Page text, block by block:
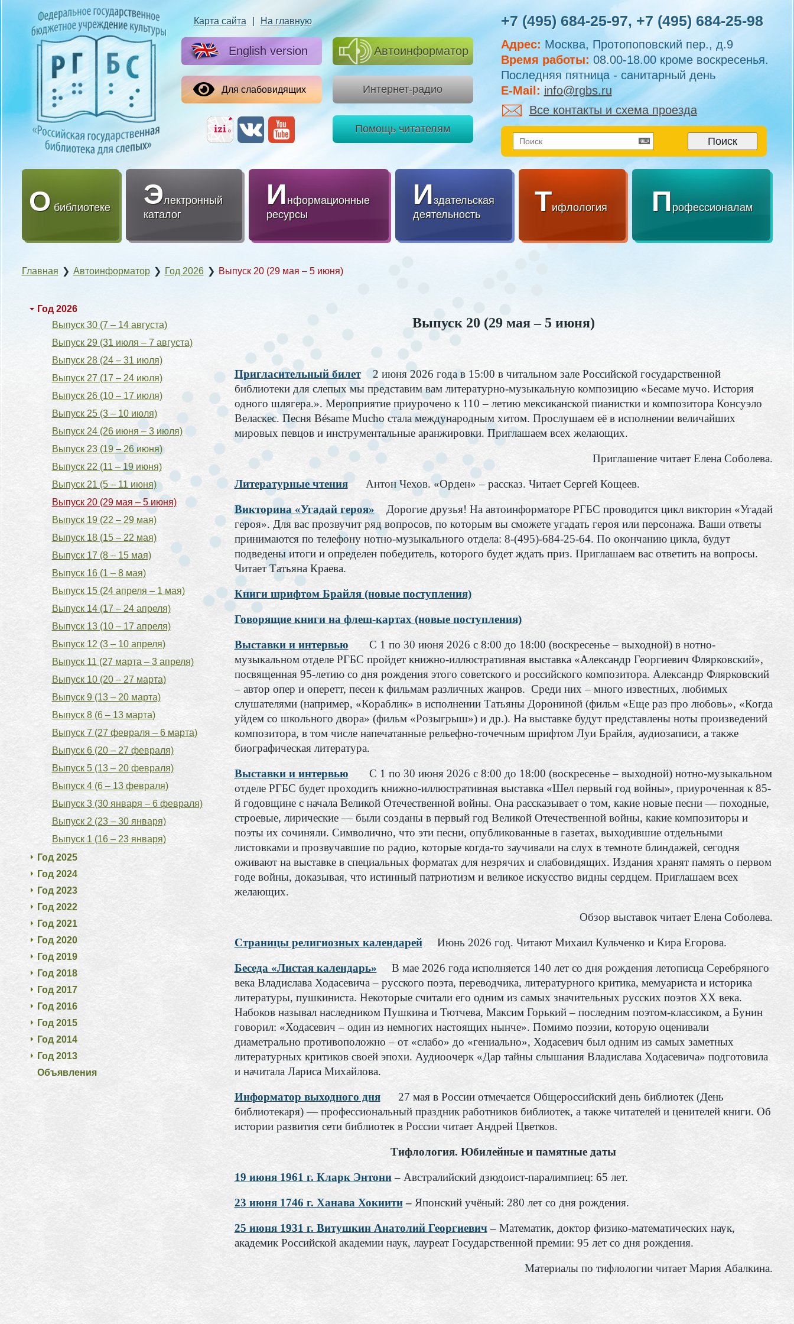
Карта сайта На главную
English version
Для слабовидящих
Автоинформатор
Интернет-радио
Помощь читателям
+7 (495) 684-25-97, +7 (495) 684-25-98
Адрес: Москва, Протопоповский пер., д.9
Время работы: 08.00-18.00 кроме воскресенья.
Последняя пятница - санитарный день
E-Mail: info@rgbs.ru
Все контакты и схема проезда
О библиотеке Электронный
каталог
Информационные
ресурсы
Издательская
деятельность
Тифлология Профессионалам
Главная ❯ Автоинформатор ❯ Год 2026 ❯ Выпуск 20 (29 мая – 5 июня)
Выпуск 20 (29 мая – 5 июня)
Пригласительный билет
2 июня 2026 года в 15:00 в читальном зале Российской государственной
библиотеки для слепых мы представим вам литературно-музыкальную композицию «Бесаме мучо. История
одного шлягера.». Мероприятие приурочено к 110 – летию мексиканской пианистки и композитора Консуэло
Веласкес. Песня Bésame Mucho стала международным хитом. Прослушаем её в исполнении величайших
мировых певцов и инструментальные аранжировки. Приглашаем всех желающих.
Приглашение читает Елена Соболева.
Литературные чтения Антон Чехов. «Орден» – рассказ. Читает Сергей Кощеев.
Викторина «Угадай героя»
Дорогие друзья! На автоинформаторе РГБС проводится цикл викторин «Угадай
героя». Для вас прозвучит ряд вопросов, по которым вы сможете угадать героя или персонажа. Ваши ответы
принимаются по телефону нотно-музыкального отдела: 8-(495)-684-25-64. По окончанию цикла, будут
подведены итоги и определен победитель, которого будет ждать приз. Приглашаем вас ответить на вопросы.
Читает Татьяна Краева.
Книги шрифтом Брайля (новые поступления)
Говорящие книги на флеш-картах (новые поступления)
Выставки и интервью
С 1 по 30 июня 2026 с 8:00 до 18:00 (воскресенье – выходной) в нотно-
музыкальном отделе РГБС пройдет книжно-иллюстративная выставка «Александр Георгиевич Флярковский»,
посвященная 95-летию со дня рождения этого советского и российского композитора. Александр Флярковский
– автор опер и оперетт, песен к фильмам различных жанров. Среди них – много известных, любимых
слушателями (например, «Кораблик» в исполнении Татьяны Дорониной (фильм «Еще раз про любовь», «Когда
уйдем со школьного двора» (фильм «Розыгрыш») и др.). На выставке будут представлены ноты произведений
композитора, в том числе напечатанные рельефно-точечным шрифтом Луи Брайля, аудиозаписи, а также
биографическая литература.
Выставки и интервью
С 1 по 30 июня 2026 с 8:00 до 18:00 (воскресенье – выходной) нотно-музыкальном
отделе РГБС будет проходить книжно-иллюстративная выставка «Шел первый год войны», приуроченная к 85-
й годовщине с начала Великой Отечественной войны. Она рассказывает о том, какие новые песни — походные,
строевые, лирические — были созданы в первый год Великой Отечественной войны, какие композиторы и
поэты их сочиняли. Символично, что эти песни, опубликованные в газетах, выходившие отдельными
листовками и прозвучавшие по радио, которые когда-то заучивали на слух в темноте блиндажей, сегодня
оживают на выставке в специальных форматах для незрячих и слабовидящих. Издания хранят память о первом
годе войны, доказывая, что истинный патриотизм и великое искусство видны сердцем. Приглашаем всех
желающих.
Обзор выставок читает Елена Соболева.
Страницы религиозных календарей Июнь 2026 год. Читают Михаил Кульченко и Кира Егорова.
Беседа «Листая календарь»
В мае 2026 года исполняется 140 лет со дня рождения летописца Серебряного
века Владислава Ходасевича – русского поэта, переводчика, литературного критика, мемуариста и историка
литературы, пушкиниста. Некоторые считали его одним из самых значительных русских поэтов XX века.
Набоков называл наследником Пушкина и Тютчева, Максим Горький – последним поэтом-классиком, а Бунин
говорил: «Ходасевич – один из немногих настоящих нынче». Помимо поэзии, которую оценивали
диаметрально противоположно – от «слабо» до «гениально», Ходасевич был одним из самых заметных
литературных критиков своей эпохи. Аудиоочерк «Дар тайны слышания Владислава Ходасевича» подготовила
и начитала Лариса Михайлова.
Информатор выходного дня
27 мая в России отмечается Общероссийский день библиотек (День
библиотекаря) — профессиональный праздник работников библиотек, а также читателей и ценителей книги. Об
истории развития сети библиотек в России читает Андрей Цветков.
Тифлология. Юбилейные и памятные даты
19 июня 1961 г. Кларк Энтони– Австралийский дзюдоист-паралимпиец: 65 лет.
23 июня 1746 г. Ханава Хокиити– Японский учёный: 280 лет со дня рождения.
25 июня 1931 г. Витушкин Анатолий Георгиевич– Математик, доктор физико-математических наук,
академик Российской академии наук, лауреат Государственной премии: 95 лет со дня рождения.
Материалы по тифлологии читает Мария Абалкина.
Год 2026
Выпуск 30 (7 – 14 августа)
Выпуск 29 (31 июля – 7 августа)
Выпуск 28 (24 – 31 июля)
Выпуск 27 (17 – 24 июля)
Выпуск 26 (10 – 17 июля)
Выпуск 25 (3 – 10 июля)
Выпуск 24 (26 июня – 3 июля)
Выпуск 23 (19 – 26 июня)
Выпуск 22 (11 – 19 июня)
Выпуск 21 (5 – 11 июня)
Выпуск 20 (29 мая – 5 июня)
Выпуск 19 (22 – 29 мая)
Выпуск 18 (15 – 22 мая)
Выпуск 17 (8 – 15 мая)
Выпуск 16 (1 – 8 мая)
Выпуск 15 (24 апреля – 1 мая)
Выпуск 14 (17 – 24 апреля)
Выпуск 13 (10 – 17 апреля)
Выпуск 12 (3 – 10 апреля)
Выпуск 11 (27 марта – 3 апреля)
Выпуск 10 (20 – 27 марта)
Выпуск 9 (13 – 20 марта)
Выпуск 8 (6 – 13 марта)
Выпуск 7 (27 февраля – 6 марта)
Выпуск 6 (20 – 27 февраля)
Выпуск 5 (13 – 20 февраля)
Выпуск 4 (6 – 13 февраля)
Выпуск 3 (30 января – 6 февраля)
Выпуск 2 (23 – 30 января)
Выпуск 1 (16 – 23 января)
Год 2025
Год 2024
Год 2023
Год 2022
Год 2021
Год 2020
Год 2019
Год 2018
Год 2017
Год 2016
Год 2015
Год 2014
Год 2013
Объявления